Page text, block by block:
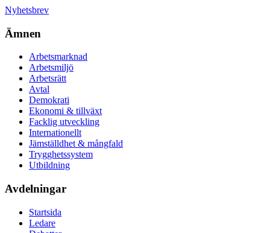
Nyhetsbrev
Ämnen
Arbetsmarknad
Arbetsmiljö
Arbetsrätt
Avtal
Demokrati
Ekonomi & tillväxt
Facklig utveckling
Internationellt
Jämställdhet & mångfald
Trygghetssystem
Utbildning
Avdelningar
Startsida
Ledare